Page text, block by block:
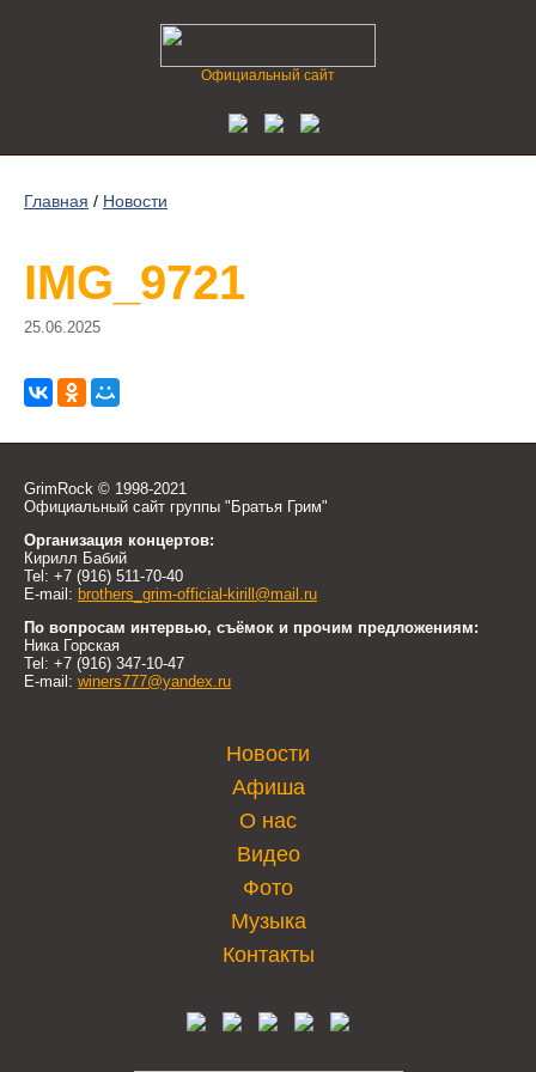
Официальный сайт
Главная / Новости
IMG_9721
25.06.2025
GrimRock © 1998-2021
Официальный сайт группы "Братья Грим"
Организация концертов:
Кирилл Бабий
Tel: +7 (916) 511-70-40
E-mail: brothers_grim-official-kirill@mail.ru
По вопросам интервью, съёмок и прочим предложениям:
Ника Горская
Tel: +7 (916) 347-10-47
E-mail: winers777@yandex.ru
Новости
Афиша
О нас
Видео
Фото
Музыка
Контакты